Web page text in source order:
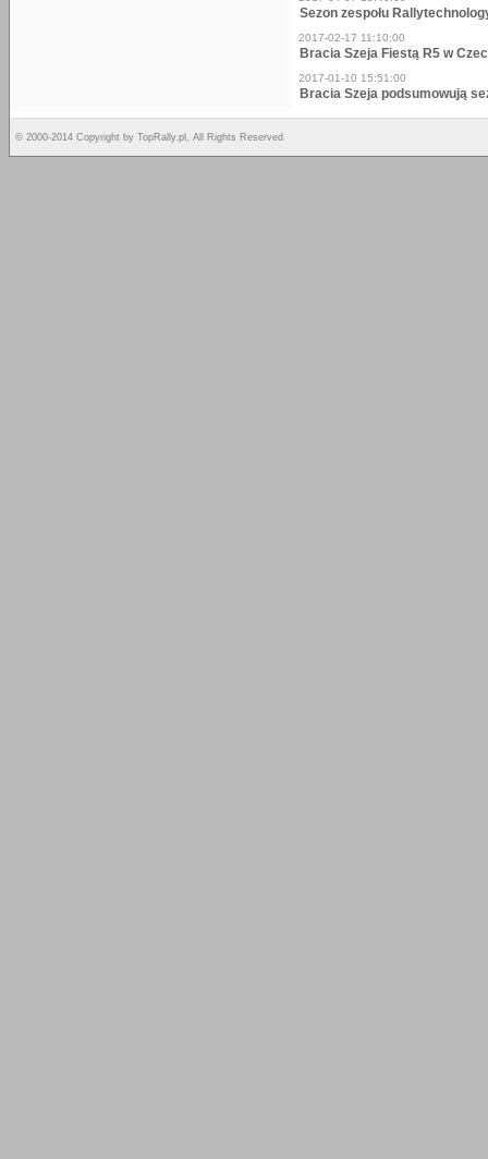
Sezon zespołu
2017-02-17 11:10:00
Bracia Szeja Fiestą R5 w
2017-01-10 15:51:00
Bracia Szeja podsumowują
© 2000-2014 Copyright by TopRally.pl, All Rights Reserved